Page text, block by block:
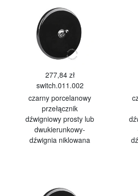
277,84 zł
switch.011.002
czarny porcelanowy
przełącznik
dźwigniowy prosty lub
dwukierunkowy-
dźwignia niklowana